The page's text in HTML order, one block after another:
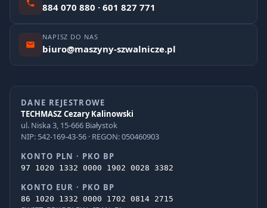
884 070 880 · 601 827 771
NAPISZ DO NAS
biuro@maszyny-szwalnicze.pl
DANE REJESTROWE
TECHMASZ Cezary Kalinowski
ul. Niska 3, 15-666 Białystok
NIP: 542-169-43-56 · REGON: 050460903
KONTO PLN · PKO BP
97 1020 1332 0000 1902 0028 3382
KONTO EUR · PKO BP
86 1020 1332 0000 1702 0814 2715